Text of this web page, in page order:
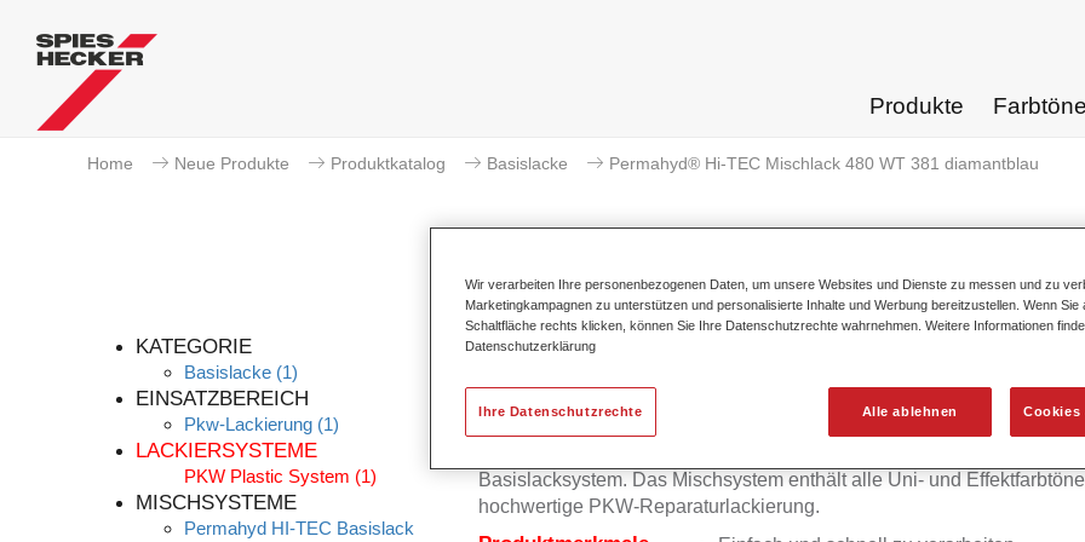
Produkte Farbtöne
Home Neue Produkte Produktkatalog Basislacke Permahyd® Hi-TEC Mischlack 480 WT 381 diamantblau
KATEGORIE
Basislacke (1)
EINSATZBEREICH
Pkw-Lackierung (1)
LACKIERSYSTEME
PKW Plastic System (1)
MISCHSYSTEME
Permahyd HI-TEC Basislack
Permahyd® Hi-TEC Mischlack
Basislacksystem. Das Mischsystem enthält alle Uni- und
hochwertige PKW-Reparaturlackierung.
Wir verarbeiten Ihre personenbezogenen Daten, um unsere Websites und Dienste zu messen und zu
Marketingkampagnen zu unterstützen und personalisierte Inhalte und Werbung bereitzustellen. Wenn Sie
Schaltfläche rechts klicken, können Sie Ihre Datenschutzrechte wahrnehmen. Weitere Informationen
Datenschutzerklärung
Alle ablehnen Cookies
Ihre Datenschutzrechte